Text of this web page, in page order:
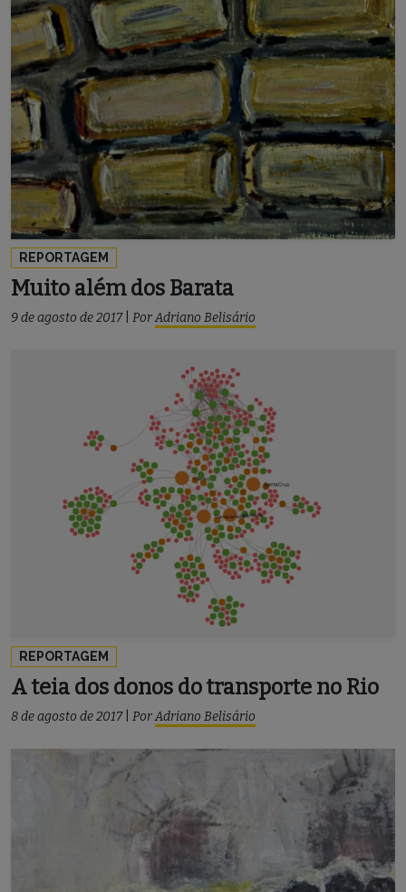
REPORTAGEM
Muito além dos Barata
9 de agosto de 2017 PorAdriano Belisário
REPORTAGEM
A teia dos donos do transporte no Rio
8 de agosto de 2017 PorAdriano Belisário